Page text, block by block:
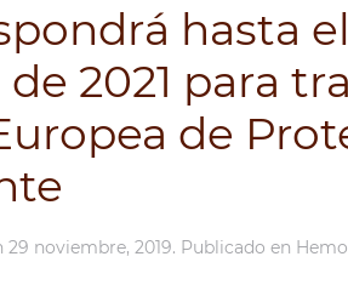
hasta
2021 para
de
29 noviembre, 2019. Publicado en